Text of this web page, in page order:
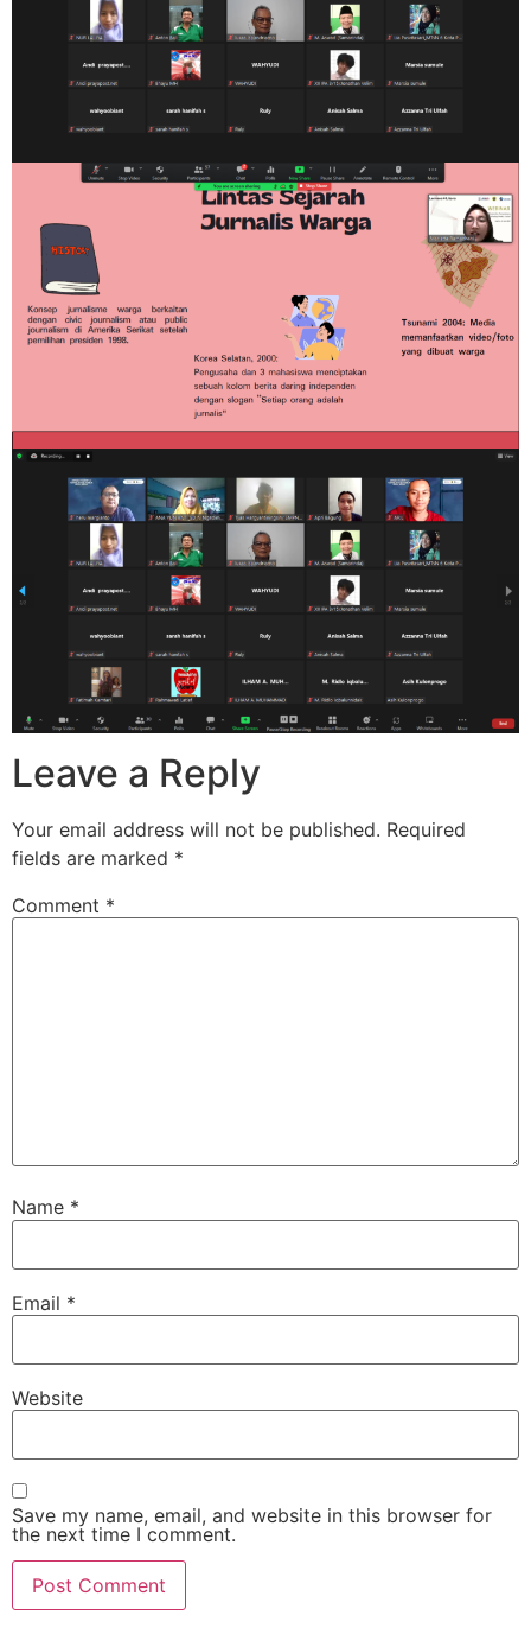
Leave a Reply
Your email address will not be published. Required
fields are marked *
Comment *
Name *
Email *
Website
Save my name, email, and website in this browser for
the next time I comment.